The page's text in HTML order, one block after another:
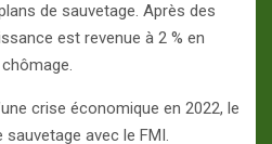
de sauvetage. Après des
est revenue à 2 % en
crise économique en 2022, le
avec le FMI.